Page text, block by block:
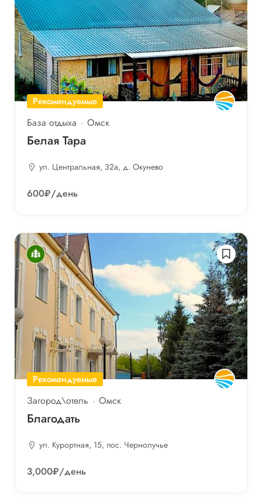
Рекомендуемые
База отдыха Омск
Белая Тара
ул. Центральная, 32а, д. Окунево
600₽/день
Рекомендуемые
Загород\отель Омск
Благодать
ул. Курортная, 15, пос. Чернолучье
3,000₽/день